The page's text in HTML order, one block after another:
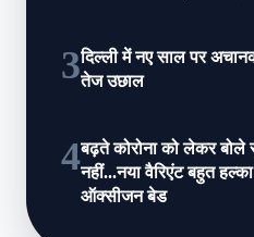
3दिल्ली में नए साल पर
तेज उछाल
4बढ़ते कोरोना को लेकर बोले
नहीं...नया वैरिएंट बहुत
ऑक्सीजन बेड